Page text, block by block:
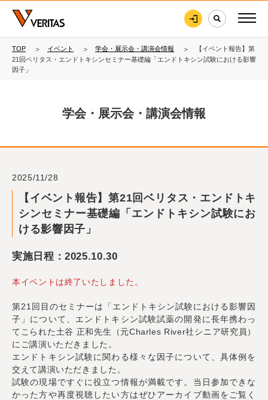
TOP イベント 学会・展示会・講演会情報
【イベント報告】第
21回ベリタス・エンドトキシンセミナー基礎編「エンドトキシン試験における影響
因子」
学会・展示会・講演会情報
2025/11/28
【イベント報告】第21回ベリタス・エンドトキ
シンセミナー基礎編「エンドトキシン試験にお
ける影響因子」
実施日程：2025.10.30
本イベントは終了いたしました。
第21回目のセミナーは「エンドトキシン試験における影響因
子」について、エンドトキシン試験試薬の開発に長年携わっ
てこられた土谷 正和先生（元Charles River社シニア研究員）
にご講演いただきました。
エンドトキシン試験に関わる様々な因子について、具体例を
交えて講演いただきました。
試験の現場ですぐに役立つ情報が満載です。当日参加できな
かった方や再度視聴したい方はぜひアーカイブ動画をご覧く